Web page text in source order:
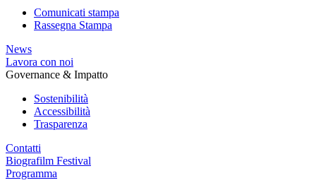
Comunicati stampa
Rassegna Stampa
News
Lavora con noi
Governance & Impatto
Sostenibilità
Accessibilità
Trasparenza
Contatti
Biografilm Festival
Programma